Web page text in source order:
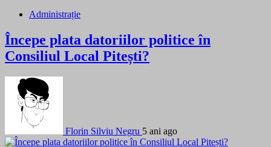
Administrație
Începe plata datoriilor politice în
Consiliul Local Pitești?
Florin Silviu Negru 5 ani ago